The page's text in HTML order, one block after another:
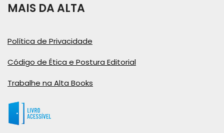
MAIS DA ALTA
Política de Privacidade
Código de Ética e Postura Editorial
Trabalhe na Alta Books